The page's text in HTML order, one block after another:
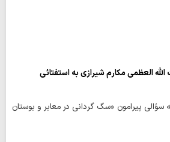
العظمی مکارم شیرازی به استفتائی
پیرامون «سگ گردانی در معابر و بوستان